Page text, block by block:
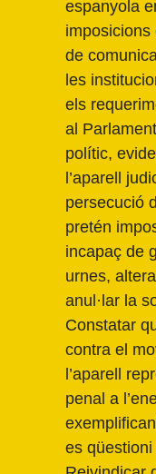
espanyola
de
les
els
al
polític,
l’aparell
persecució
pretén
incapaç de
urnes,
anul·lar la
Constatar
contra el
l’aparell
penal a
es